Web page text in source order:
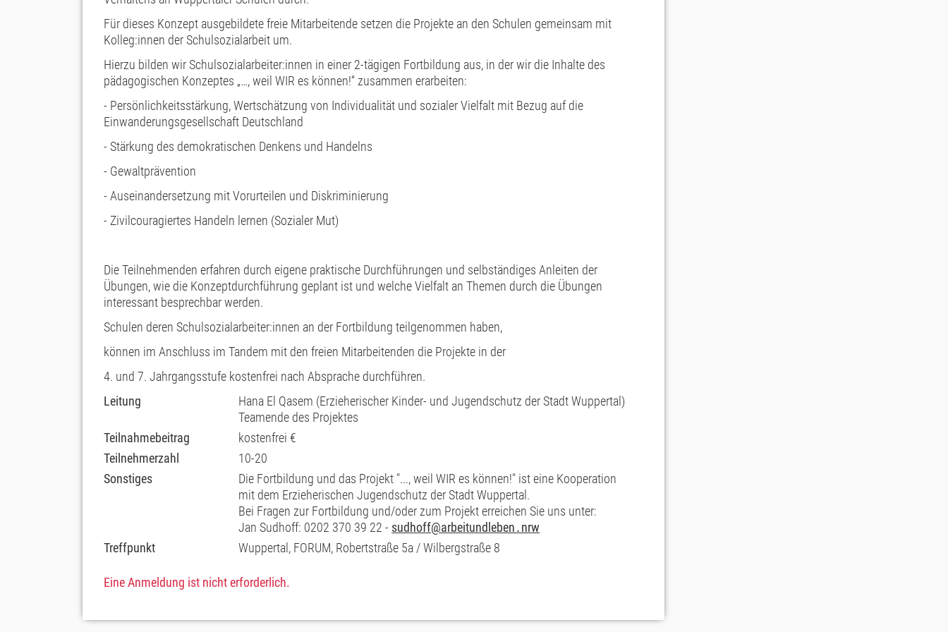
Für dieses Konzept ausgebildete freie Mitarbeitende setzen die Projekte an den Schulen gemeinsam mit
Kolleg:innen der Schulsozialarbeit um.
Hierzu bilden wir Schulsozialarbeiter:innen in einer 2-tägigen Fortbildung aus, in der wir die Inhalte des
pädagogischen Konzeptes „…, weil WIR es können!“ zusammen erarbeiten:
- Persönlichkeitsstärkung, Wertschätzung von Individualität und sozialer Vielfalt mit Bezug auf die
Einwanderungsgesellschaft Deutschland
- Stärkung des demokratischen Denkens und Handelns
- Gewaltprävention
- Auseinandersetzung mit Vorurteilen und Diskriminierung
- Zivilcouragiertes Handeln lernen (Sozialer Mut)
Die Teilnehmenden erfahren durch eigene praktische Durchführungen und selbständiges Anleiten der
Übungen, wie die Konzeptdurchführung geplant ist und welche Vielfalt an Themen durch die Übungen
interessant besprechbar werden.
Schulen deren Schulsozialarbeiter:innen an der Fortbildung teilgenommen haben,
können im Anschluss im Tandem mit den freien Mitarbeitenden die Projekte in der
4. und 7. Jahrgangsstufe kostenfrei nach Absprache durchführen.
Leitung
Hana El Qasem (Erzieherischer Kinder- und Jugendschutz der Stadt Wuppertal)
Teamende des Projektes
Teilnahmebeitrag
kostenfrei €
Teilnehmerzahl
10-20
Sonstiges
Die Fortbildung und das Projekt "..., weil WIR es können!" ist eine Kooperation
mit dem Erzieherischen Jugendschutz der Stadt Wuppertal.
Bei Fragen zur Fortbildung und/oder zum Projekt erreichen Sie uns unter:
Jan Sudhoff: 0202 370 39 22 - sudhoff@arbeitundleben․nrw
Treffpunkt
Wuppertal, FORUM, Robertstraße 5a / Wilbergstraße 8
Eine Anmeldung ist nicht erforderlich.